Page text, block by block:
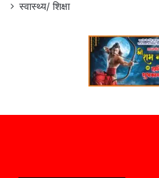
स्वास्थ्य/ शिक्षा